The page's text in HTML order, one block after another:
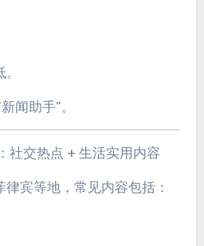
闻助手”。
社交热点 + 生活实用内容
宾等地，常见内容包括：